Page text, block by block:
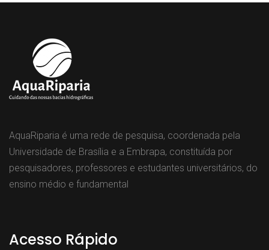
AquaRiparia é uma rede de pesquisa, coordenada pela
Universidade de Brasília e a Embrapa, constituída por
pesquisadores, professores e estudantes universitários, do
ensino médio e fundamental
Acesso Rápido